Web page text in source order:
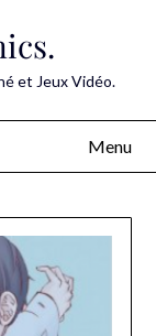
et Jeux Vidéo.
Menu